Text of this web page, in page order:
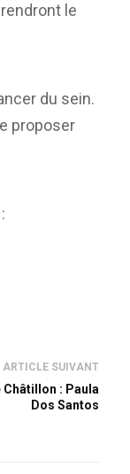
le
du sein.
proposer
ARTICLE SUIVANT
: Paula
Dos Santos